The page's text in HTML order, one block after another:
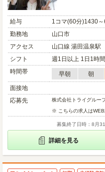
給与
1コマ(60分)1430～
勤務地
山口市
アクセス
山口線 湯田温泉駅
シフト
週1日以上 1日1時
時間帯
早朝 朝
面接地
応募先
株式会社トライグル
※ こちらの求人は
募集終了日時：8月
詳細を見る